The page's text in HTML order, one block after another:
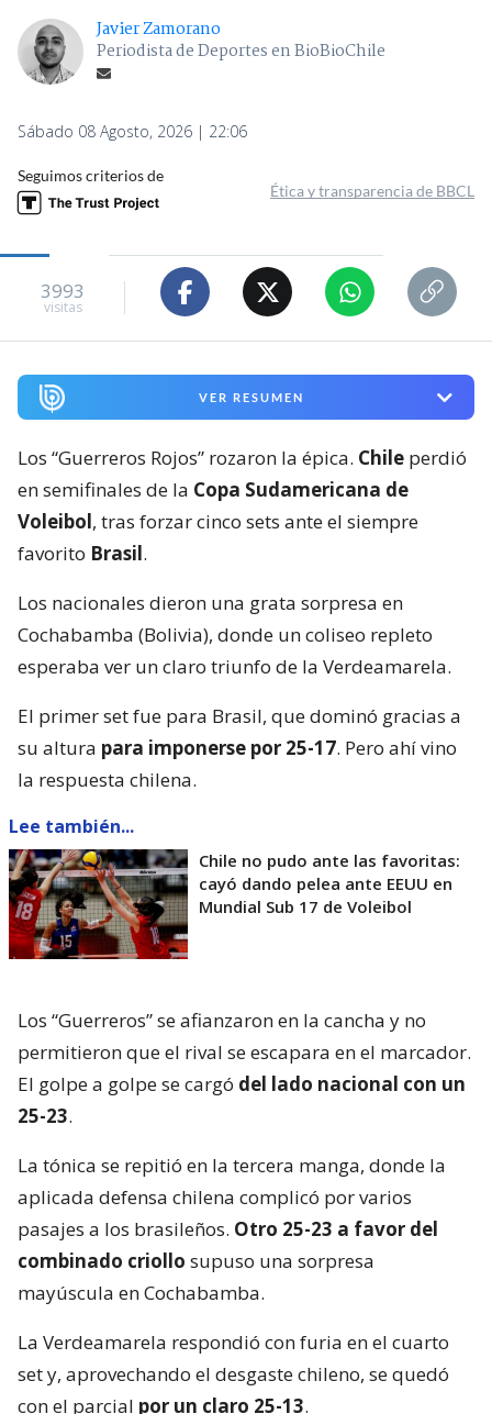
Javier Zamorano
Periodista de Deportes en BioBioChile
Sábado 08 Agosto, 2026 | 22:06
Seguimos criterios de
Ética y transparencia de BBCL
3993
visitas
VER RESUMEN
Los “Guerreros Rojos” rozaron la épica. Chile perdió
en semifinales de la Copa Sudamericana de
Voleibol, tras forzar cinco sets ante el siempre
favorito Brasil.
Los nacionales dieron una grata sorpresa en
Cochabamba (Bolivia), donde un coliseo repleto
esperaba ver un claro triunfo de la Verdeamarela.
El primer set fue para Brasil, que dominó gracias a
su altura para imponerse por 25-17. Pero ahí vino
la respuesta chilena.
Lee también...
Chile no pudo ante las favoritas:
cayó dando pelea ante EEUU en
Mundial Sub 17 de Voleibol
Los “Guerreros” se afianzaron en la cancha y no
permitieron que el rival se escapara en el marcador.
El golpe a golpe se cargó del lado nacional con un
25-23.
La tónica se repitió en la tercera manga, donde la
aplicada defensa chilena complicó por varios
pasajes a los brasileños. Otro 25-23 a favor del
combinado criollo supuso una sorpresa
mayúscula en Cochabamba.
La Verdeamarela respondió con furia en el cuarto
set y, aprovechando el desgaste chileno, se quedó
con el parcial por un claro 25-13.